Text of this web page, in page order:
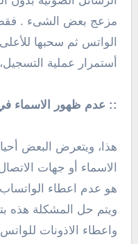
مزعج بعض الشىء .
الواتس ثم سحبها
أستمرار عملية
:: عدم ظهور الاسماء
هذا، ويتعرض البعض
الاسماء أو جهات
هو عدم اعطاء
ويتم حل المشكلة هذه
واعطاء الاذونات